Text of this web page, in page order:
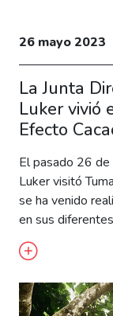
26 mayo 2023
La Junta
Luker vivió
Efecto
El pasado 26 de
Luker visitó
se ha venido
en sus